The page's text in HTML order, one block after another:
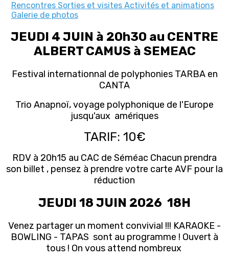
Rencontres Sorties et visites Activités et animations
Galerie de photos
JEUDI 4 JUIN à 20h30 au CENTRE
ALBERT CAMUS à SEMEAC
Festival internationnal de polyphonies TARBA en
CANTA
Trio Anapnoï, voyage polyphonique de l'Europe
jusqu'aux amériques
TARIF: 10€
RDV à 20h15 au CAC de Séméac Chacun prendra
son billet , pensez à prendre votre carte AVF pour la
réduction
JEUDI 18 JUIN 2026 18H
Venez partager un moment convivial !!! KARAOKE -
BOWLING - TAPAS sont au programme ! Ouvert à
tous ! On vous attend nombreux